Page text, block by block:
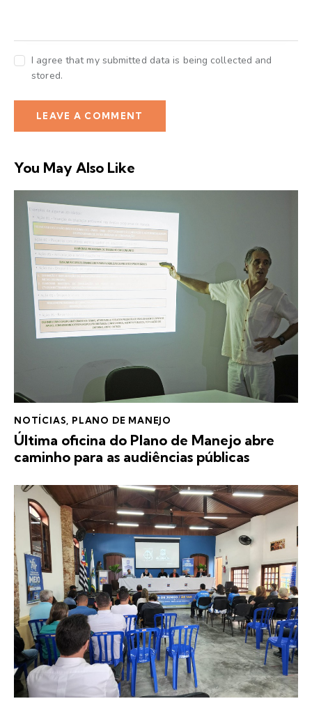
I agree that my submitted data is being collected and
stored.
You May Also Like
NOTÍCIAS PLANO DE MANEJO
Última oficina do Plano de Manejo abre
caminho para as audiências públicas